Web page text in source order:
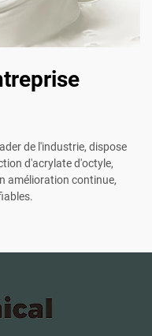
de l'industrie, dispose
d'acrylate d'octyle,
amélioration continue,